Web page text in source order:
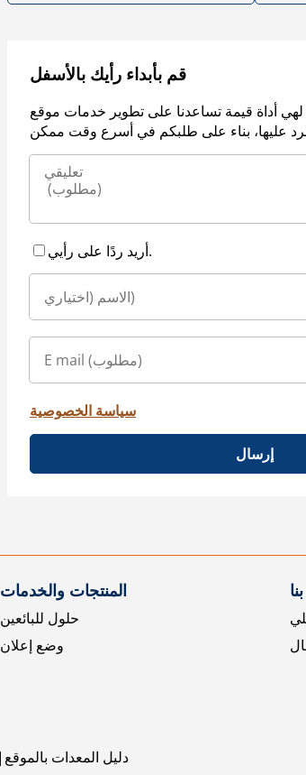
قم بأبداء رأيك بالأسفل
لهي أداة قيمة تساعدنا على تطوير خدمات موقع
أريد ردًا على رأيي.
سياسة الخصوصية
إرسال
المنتجات والخدمات
حلول للبائعين
وضع إعلان
دليل المعدات بالموقع